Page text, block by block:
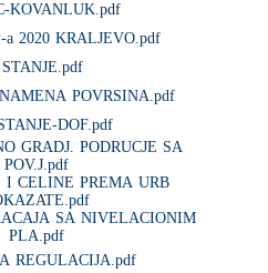
KOVANLUK.pdf
2020 KRALJEVO.pdf
POVRSINA.pdf
DOF.pdf
GRADJ. PODRUCJE SA
POV.J.pdf
I CELINE PREMA URB
SA NIVELACIONIM
PLA.pdf
REGULACIJA.pdf